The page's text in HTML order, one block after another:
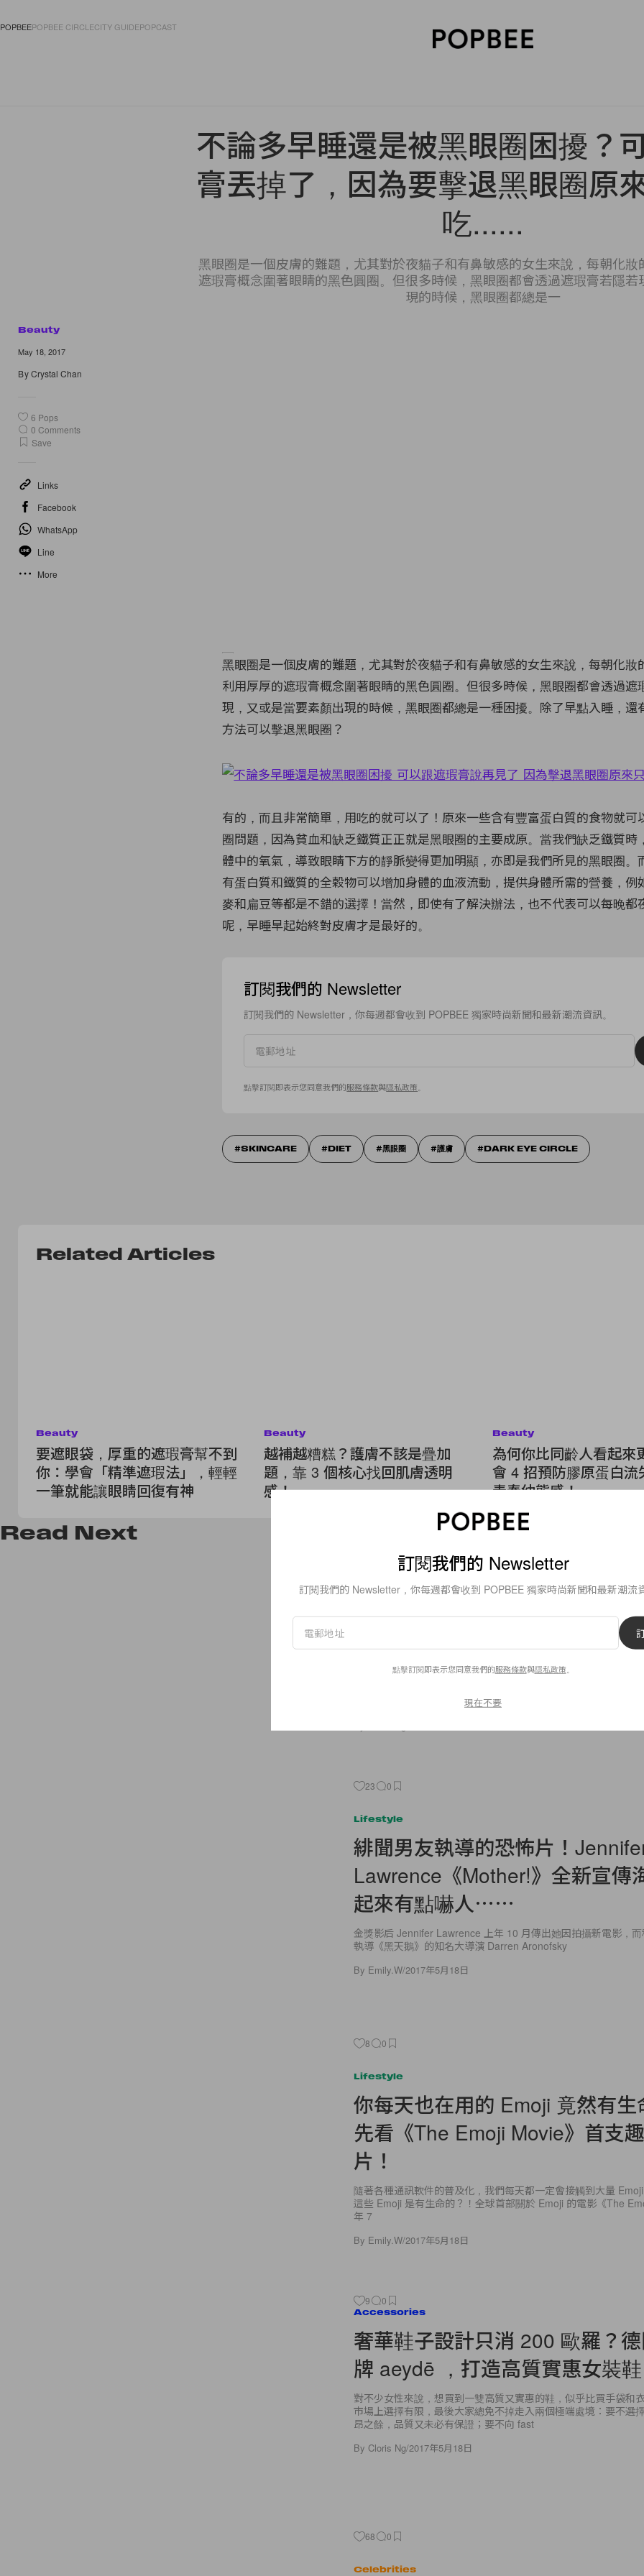
POPBEEPOPBEE CIRCLECITY GUIDEPOPCAST
不論多早睡還是被黑眼圈困擾？
膏丟掉了，因為要擊退黑眼圈原
吃......
黑眼圈是一個皮膚的難題，尤其對於夜貓子和有鼻敏感的女生來說，每朝化
遮瑕膏概念圍著眼睛的黑色圓圈。但很多時候，黑眼圈都會透過遮瑕膏若隱
現的時候，黑眼圈都總是一
Beauty
May 18, 2017
ByCrystal Chan
6 Pops
0 Comments
Save
Links
Facebook
WhatsApp
Line
More
黑眼圈是一個皮膚的難題，尤其對於夜貓子和有鼻敏感的女生來說，每朝化妝
利用厚厚的遮瑕膏概念圍著眼睛的黑色圓圈。但很多時候，黑眼圈都會透過遮
現，又或是當要素顏出現的時候，黑眼圈都總是一種困擾。除了早點入睡，還
方法可以擊退黑眼圈？
有的，而且非常簡單，用吃的就可以了！原來一些含有豐富蛋白質的食物就可
圈問題，因為貧血和缺乏鐵質正正就是黑眼圈的主要成原。當我們缺乏鐵質時
體中的氧氣，導致眼睛下方的靜脈變得更加明顯，亦即是我們所見的黑眼圈。
有蛋白質和鐵質的全穀物可以增加身體的血液流動，提供身體所需的營養，例
麥和扁豆等都是不錯的選擇！當然，即使有了解決辦法，也不代表可以每晚都
呢，早睡早起始終對皮膚才是最好的。
訂閱我們的 Newsletter
訂閱我們的 Newsletter，你每週都會收到 POPBEE 獨家時尚新聞和最新潮流資訊。
點擊訂閱即表示您同意我們的服務條款與隱私政策
SKINCARE DIET 黑眼圈 護膚 DARK EYE CIRCLE
Related Articles
Beauty
要遮眼袋，厚重的遮瑕膏幫不到
你：學會「精準遮瑕法」，輕輕
一筆就能讓眼睛回復有神
Beauty
越補越糟糕？護膚不該是疊加
題，靠 3 個核心找回肌膚透明
感！
Beauty
為何你比同齡人看起來
會 4 招預防膠原蛋白流
青春幼態感！
Read Next
Fashion
Coco Chanel 又有話兒？
最新短片， 闡述香奈兒女士與
由理念
「 Inside Chanel 」成立快將 5 年，一直以短片形式不定期向大
23 0
Lifestyle
緋聞男友執導的恐怖片！
Lawrence《Mother!》全新宣傳
起來有點嚇人⋯⋯
金獎影后 Jennifer Lawrence 上年 10 月傳出她因拍攝新電影，
執導《黑天鵝》的知名大導演 Darren Aronofsky
By Emily.W/2017年5月18日
8 0
Lifestyle
你每天也在用的 Emoji 竟然有生
先看《The Emoji Movie》首支
片！
隨著各種通訊軟件的普及化，我們每天都一定會接觸到大量
這些 Emoji 是有生命的？！全球首部關於 Emoji 的電影《The
年 7
By Emily.W/2017年5月18日
9 0
Accessories
奢華鞋子設計只消 200 歐羅？
牌 aeydē ，打造高質實惠女裝鞋
對不少女性來說，想買到一雙高質又實惠的鞋，似乎比買手袋和
市場上選擇有限，最後大家總免不掉走入兩個極端處境：要不選
昂之餘，品質又未必有保證；要不向 fast
By Cloris Ng/2017年5月18日
68 0
Celebrities
訂閱我們的 Newsletter
訂閱我們的 Newsletter，你每週都會收到 POPBEE 獨家時尚新聞和最新潮流
點擊訂閱即表示您同意我們的服務條款與隱私政策
現在不要